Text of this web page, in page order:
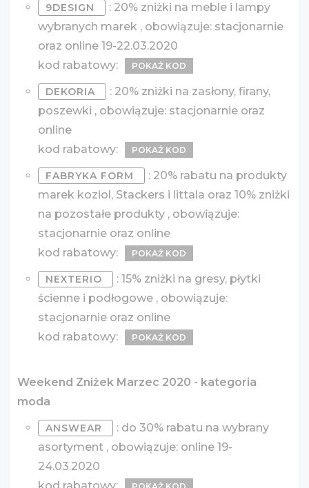
9DESIGN
: 20% zniżki na meble i lampy
wybranych marek , obowiązuje: stacjonarnie
oraz online 19-22.03.2020
kod rabatowy:
POKAŻ KOD
DEKORIA
: 20% zniżki na zasłony, firany,
poszewki , obowiązuje: stacjonarnie oraz
online
kod rabatowy:
POKAŻ KOD
FABRYKA FORM
: 20% rabatu na produkty
marek koziol, Stackers i littala oraz 10% zniżki
na pozostałe produkty , obowiązuje:
stacjonarnie oraz online
kod rabatowy:
POKAŻ KOD
NEXTERIO
: 15% zniżki na gresy, płytki
ścienne i podłogowe , obowiązuje:
stacjonarnie oraz online
kod rabatowy:
POKAŻ KOD
Weekend Zniżek Marzec 2020 - kategoria
moda
ANSWEAR
: do 30% rabatu na wybrany
asortyment , obowiązuje: online 19-
24.03.2020